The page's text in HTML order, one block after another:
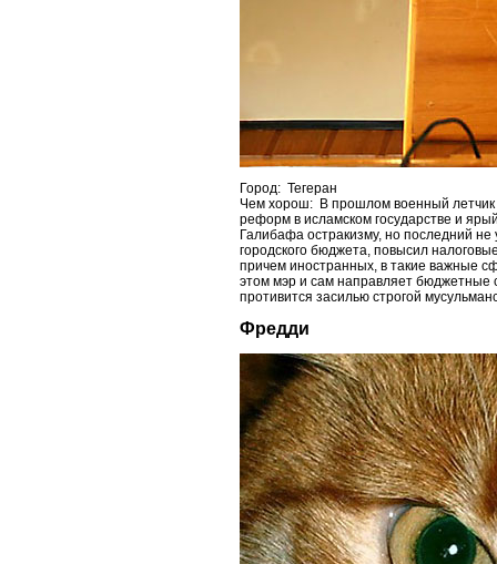
Город: Тегеран
Чем хорош: В прошлом военный летчик
реформ в исламском государстве и
Галибафа остракизму, но последний не
городского бюджета, повысил
причем иностранных, в такие важные
этом мэр и сам направляет бюджетные
противится засилью строгой
Фредди